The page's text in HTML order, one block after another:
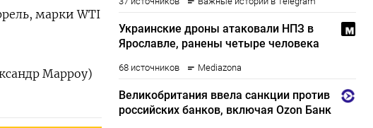
марки WTI
Марроу)